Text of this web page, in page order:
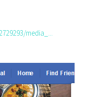
media_...